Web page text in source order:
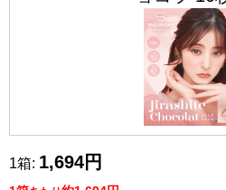
1箱: 1,694円